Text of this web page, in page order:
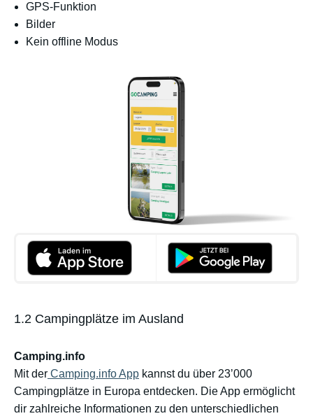
GPS-Funktion
Bilder
Kein offline Modus
1.2 Campingplätze im Ausland
Camping.info
Mit der Camping.info App kannst du über 23’000
Campingplätze in Europa entdecken. Die App ermöglicht
dir zahlreiche Informationen zu den unterschiedlichen